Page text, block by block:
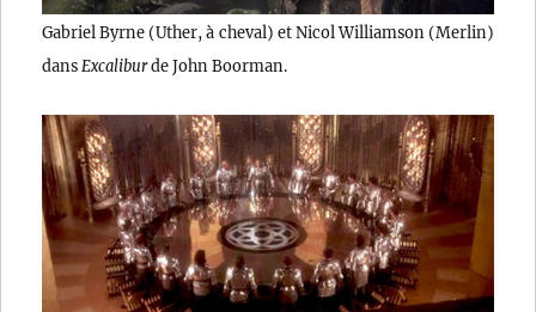
Gabriel Byrne (Uther, à cheval) et Nicol Williamson (Merlin)
dansExcaliburde John Boorman.